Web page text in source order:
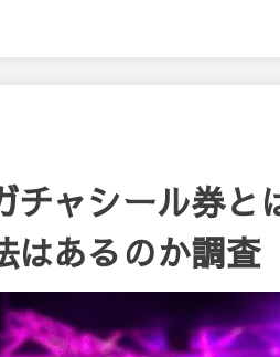
チャシール券と
はあるのか調査